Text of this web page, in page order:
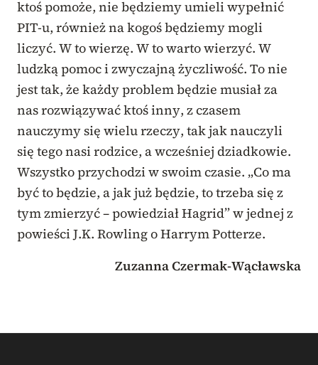
ktoś pomoże, nie będziemy umieli wypełnić
PIT-u, również na kogoś będziemy mogli
liczyć. W to wierzę. W to warto wierzyć. W
ludzką pomoc i zwyczajną życzliwość. To nie
jest tak, że każdy problem będzie musiał za
nas rozwiązywać ktoś inny, z czasem
nauczymy się wielu rzeczy, tak jak nauczyli
się tego nasi rodzice, a wcześniej dziadkowie.
Wszystko przychodzi w swoim czasie. „Co ma
być to będzie, a jak już będzie, to trzeba się z
tym zmierzyć – powiedział Hagrid” w jednej z
powieści J.K. Rowling o Harrym Potterze.
Zuzanna Czermak-Wącławska